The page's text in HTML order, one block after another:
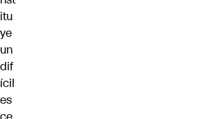
itu
ye
un
dif
ícil
es